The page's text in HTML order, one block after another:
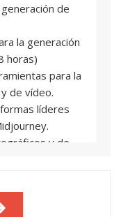
de
la generación
horas)
de vídeo.
líderes
y de
generación de